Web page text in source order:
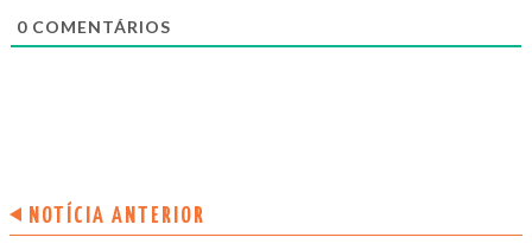
0 COMENTÁRIOS
NOTÍCIA ANTERIOR